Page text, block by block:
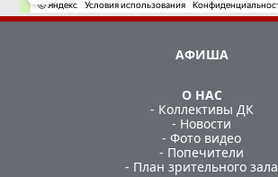
АФИША
О НАС
- Коллективы ДК
- Новости
- Фото видео
- Попечители
- План зрительного зала